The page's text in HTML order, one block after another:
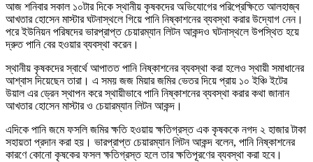
আজ শনিবার সকাল ১০টার দিকে স্থানীয় কৃষকদের অভিযোগের পরিপ্রেক্ষিতে আলহাজ্ব
আখতার হোসেন মাস্টার ঘটনাস্থলে গিয়ে পানি নিষ্কাশনের ব্যবস্থা করার উদ্যোগ নেন।
পরে ইউনিয়ন পরিষদের ভারপ্রাপ্ত চেয়ারম্যান লিটন আকন্দও ঘটনাস্থলে উপস্থিত হয়ে
দ্রুত পানি বের হওয়ার ব্যবস্থা করেন।
স্থানীয় কৃষকদের স্বার্থে আপাতত পানি নিষ্কাশনের ব্যবস্থা করা হলেও স্থায়ী সমাধানের
আশ্বাস দিয়েছেন তারা। এ সময় জজ মিয়ার জমির ভেতর দিয়ে প্রায় ১০ ইঞ্চি ইটের
উয়াল এর ড্রেন স্থাপন করে স্থায়ীভাবে পানি নিষ্কাশনের ব্যবস্থা করার কথা জানান
আখতার হোসেন মাস্টার ও চেয়ারম্যান লিটন আকন্দ।
এদিকে পানি জমে ফসলি জমির ক্ষতি হওয়ায় ক্ষতিগ্রস্ত এক কৃষককে নগদ ২ হাজার টাকা
সহায়তা প্রদান করা হয়। ভারপ্রাপ্ত চেয়ারম্যান লিটন আকন্দ বলেন, পানি নিষ্কাশনের
কারণে কোনো কৃষকের ফসল ক্ষতিগ্রস্ত হলে তার ক্ষতিপূরণের ব্যবস্থা করা হবে।